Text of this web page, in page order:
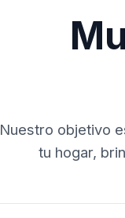
Nuestro objetivo
tu hogar,